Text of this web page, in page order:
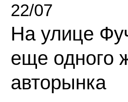
22/07
На улице
еще одного
авторынка